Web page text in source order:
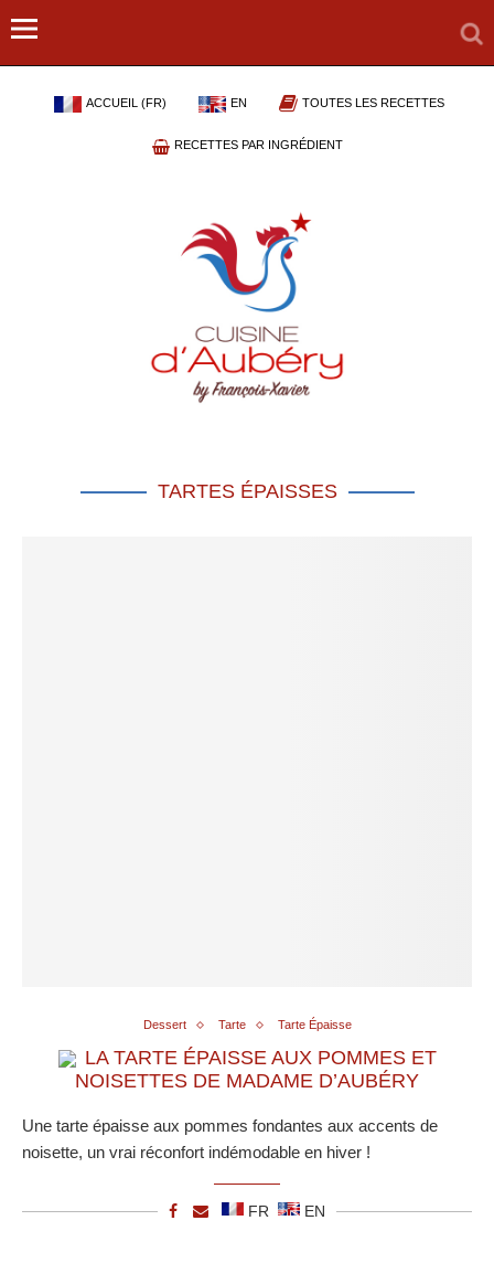
ACCUEIL (FR) EN TOUTES LES RECETTES
RECETTES PAR INGRÉDIENT
TARTES ÉPAISSES
Dessert Tarte Tarte Épaisse
LA TARTE ÉPAISSE AUX POMMES ET
NOISETTES DE MADAME D’AUBÉRY
Une tarte épaisse aux pommes fondantes aux accents de
noisette, un vrai réconfort indémodable en hiver !
FR EN